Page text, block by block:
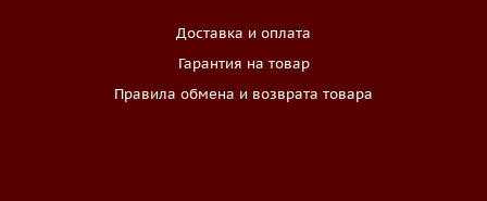
Доставка и оплата
Гарантия на товар
Правила обмена и возврата товара